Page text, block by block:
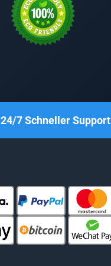
24/7 Schneller Support